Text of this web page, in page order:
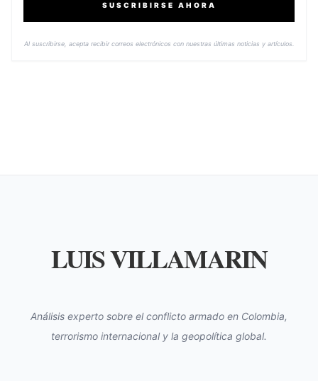
SUSCRIBIRSE AHORA
Al suscribirse, acepta recibir correos electrónicos con nuestras últimas noticias y artículos.
LUIS VILLAMARIN
Análisis experto sobre el conflicto armado en Colombia,
terrorismo internacional y la geopolítica global.